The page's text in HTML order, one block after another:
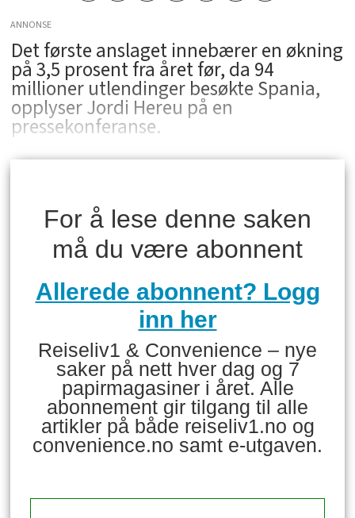
ANNONSE
Det første anslaget innebærer en økning
på 3,5 prosent fra året før, da 94
millioner utlendinger besøkte Spania,
opplyser Jordi Hereu på en
pressekonferanse.
For å lese denne saken
må du være abonnent
Allerede abonnent? Logg
inn her
Reiseliv1 & Convenience – nye
saker på nett hver dag og 7
papirmagasiner i året. Alle
abonnement gir tilgang til alle
artikler på både reiseliv1.no og
convenience.no samt e-utgaven.